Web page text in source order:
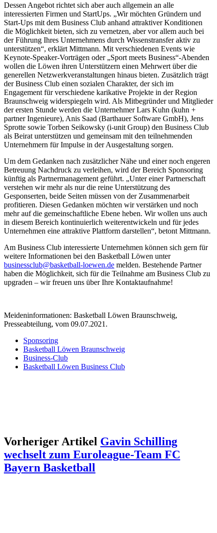
Dessen Angebot richtet sich aber auch allgemein an alle
interessierten Firmen und StartUps. „Wir möchten Gründern und
Start-Ups mit dem Business Club anhand attraktiver Konditionen
die Möglichkeit bieten, sich zu vernetzen, aber vor allem auch bei
der Führung Ihres Unternehmens durch Wissenstransfer aktiv zu
unterstützen“, erklärt Mittmann. Mit verschiedenen Events wie
Keynote-Speaker-Vorträgen oder „Sport meets Business“-Abenden
wollen die Löwen ihren Unterstützern einen Mehrwert über die
generellen Netzwerkveranstaltungen hinaus bieten. Zusätzlich trägt
der Business Club einen sozialen Charakter, der sich im
Engagement für verschiedene karikative Projekte in der Region
Braunschweig widerspiegeln wird. Als Mitbegründer und Mitglieder
der ersten Stunde werden die Unternehmer Lars Kuhn (kuhn +
partner Ingenieure), Anis Saad (Barthauer Software GmbH), Jens
Sprotte sowie Torben Seikowsky (i-unit Group) den Business Club
als Beirat unterstützen und gemeinsam mit den teilnehmenden
Unternehmern für Impulse in der Ausgestaltung sorgen.
Um dem Gedanken nach zusätzlicher Nähe und einer noch engeren
Betreuung Nachdruck zu verleihen, wird der Bereich Sponsoring
künftig als Partnermanagement geführt. „Unter einer Partnerschaft
verstehen wir mehr als nur die reine Unterstützung des
Gesponserten, beide Seiten müssen von der Zusammenarbeit
profitieren. Diesen Gedanken möchten wir verstärken und noch
mehr auf die gemeinschaftliche Ebene heben. Wir wollen uns auch
in diesem Bereich kontinuierlich weiterentwickeln und für jedes
Unternehmen eine attraktive Plattform darstellen“, betont Mittmann.
Am Business Club interessierte Unternehmen können sich gern für
weitere Informationen bei den Basketball Löwen unter
businessclub@basketball-loewen.de melden. Bestehende Partner
haben die Möglichkeit, sich für die Teilnahme am Business Club zu
upgraden – wir freuen uns über Ihre Kontaktaufnahme!
Meideninformationen: Basketball Löwen Braunschweig,
Presseabteilung, vom 09.07.2021.
Sponsoring
Basketball Löwen Braunschweig
Business-Club
Basketball Löwen Business Club
Vorheriger Artikel Gavin Schilling
wechselt zum Euroleague-Team FC
Bayern Basketball